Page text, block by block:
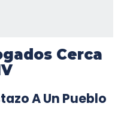
Cerca
A Un Pueblo